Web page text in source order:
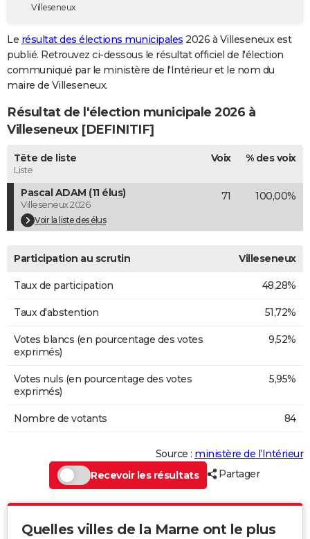
Destinations
City break
Voyage nature
Voyage de noces
Forum
GUIDES D'ACHAT
BONS PLANS
Carte de Noël
Carte Bonne année
Carte Saint-Valentin
Carte Pâques
Carte d'anniversaire
DICTIONNAIRE
Dictionnaire
Biographies
Citations
Expressions
Proverbes
PROGRAMME TV
COPAINS D'AVANT
S'inscrire
Se connecter
Lycées
Collèges
Primaires
Universités
Entreprises
Service militaire
Avis de recherche
AVIS DE DÉCÈS
Bricolage
Television
Villeseneux
Le résultat des élections municipales 2026 à Villeseneux est
publié. Retrouvez ci-dessous le résultat officiel de l'élection
communiqué par le ministère de l'Intérieur et le nom du
maire de Villeseneux.
Résultat de l'élection municipale 2026 à
Villeseneux [DEFINITIF]
Tête de liste
Liste
Voix % des voix
Pascal ADAM (11 élus)
Villeseneux 2026
Voir la liste des élus
71 100,00%
Participation au scrutin Villeseneux
Taux de participation 48,28%
Taux d'abstention 51,72%
Votes blancs (en pourcentage des votes
exprimés)
9,52%
Votes nuls (en pourcentage des votes
exprimés)
5,95%
Nombre de votants 84
Source : ministère de l’Intérieur
Recevoir les résultats
Partager
Quelles villes de la Marne ont le plus